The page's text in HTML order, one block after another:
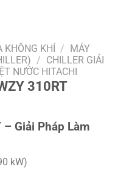
KHÔNG KHÍ / MÁY
/ CHILLER GIẢI
NƯỚC HITACHI
310RT
– Giải Pháp Làm
kW)